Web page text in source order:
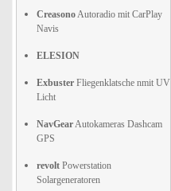
CreasonoAutoradio mit CarPlay
Navis
ELESION
Exbuster Fliegenklatsche nmit UV
Licht
NavGearAutokameras Dashcam
GPS
revolt Powerstation
Solargeneratoren